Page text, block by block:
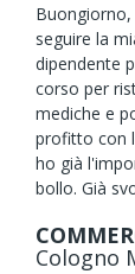
seguire la
dipendente
corso per
mediche e
profitto con
ho già
bollo. Già
Cologno